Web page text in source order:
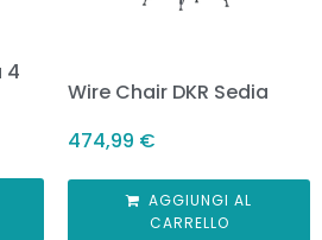
4
Wire Chair DKR Sedia
474,99 €
AGGIUNGI AL
CARRELLO